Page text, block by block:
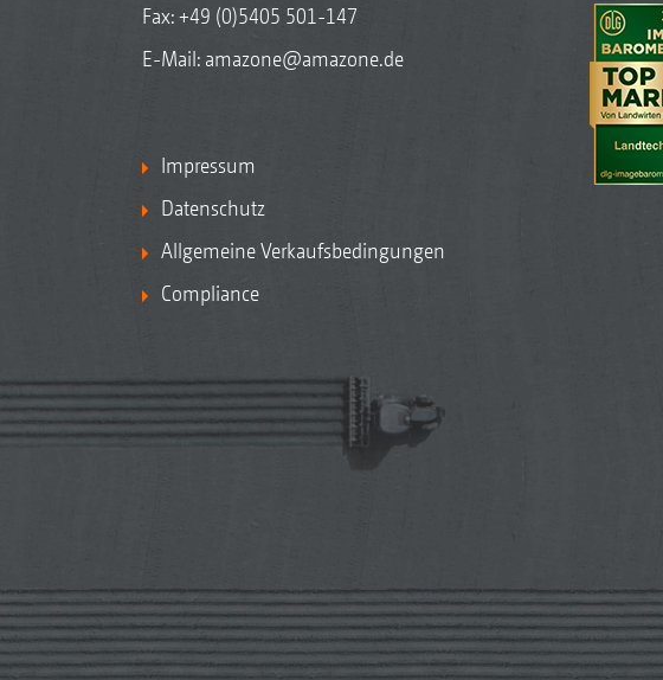
Fax: +49 (0)5405 501-147
E-Mail: amazone@amazone.de
Impressum
Datenschutz
Allgemeine Verkaufsbedingungen
Compliance